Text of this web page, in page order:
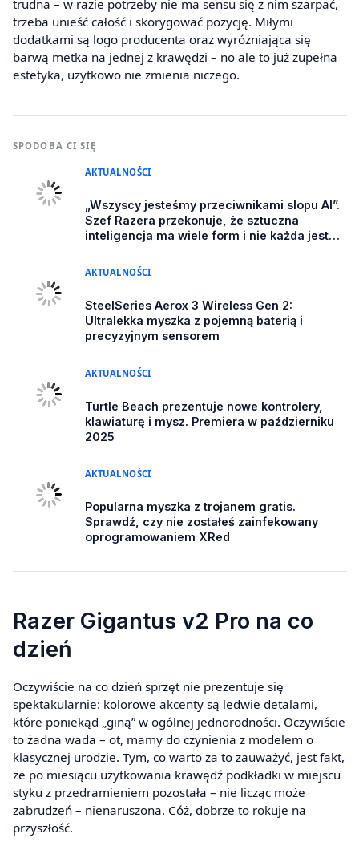
trudna – w razie potrzeby nie ma sensu się z nim szarpać,
trzeba unieść całość i skorygować pozycję. Miłymi
dodatkami są logo producenta oraz wyróżniająca się
barwą metka na jednej z krawędzi – no ale to już zupełna
estetyka, użytkowo nie zmienia niczego.
SPODOBA CI SIĘ
AKTUALNOŚCI
„Wszyscy jesteśmy przeciwnikami slopu AI”.
Szef Razera przekonuje, że sztuczna
inteligencja ma wiele form i nie każda jest
AKTUALNOŚCI
SteelSeries Aerox 3 Wireless Gen 2:
Ultralekka myszka z pojemną baterią i
precyzyjnym sensorem
AKTUALNOŚCI
Turtle Beach prezentuje nowe kontrolery,
klawiaturę i mysz. Premiera w październiku
2025
AKTUALNOŚCI
Popularna myszka z trojanem gratis.
Sprawdź, czy nie zostałeś zainfekowany
oprogramowaniem XRed
Razer Gigantus v2 Pro na co
dzień
Oczywiście na co dzień sprzęt nie prezentuje się
spektakularnie: kolorowe akcenty są ledwie detalami,
które poniekąd „giną” w ogólnej jednorodności. Oczywiście
to żadna wada – ot, mamy do czynienia z modelem o
klasycznej urodzie. Tym, co warto za to zauważyć, jest fakt,
że po miesiącu użytkowania krawędź podkładki w miejscu
styku z przedramieniem pozostała – nie licząc może
zabrudzeń – nienaruszona. Cóż, dobrze to rokuje na
przyszłość.